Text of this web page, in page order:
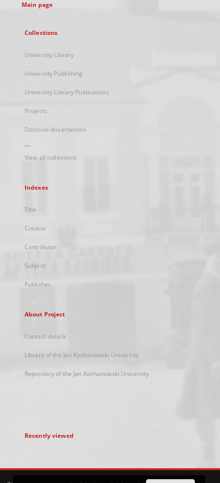
Main page
Collections
University Library
University Publishing
University Library Publications
Projects
Doctoral dissertations
...
View all collections
Indexes
Title
Creator
Contributor
Subject
Publisher
About Project
Contact details
Library of the Jan Kochanowski University
Repository of the Jan Kochanowski University
Recently viewed